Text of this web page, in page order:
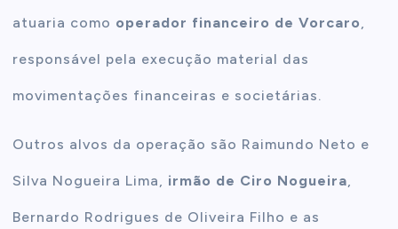
atuaria como operador financeiro de Vorcaro,
responsável pela execução material das
movimentações financeiras e societárias.
Outros alvos da operação são Raimundo Neto e
Silva Nogueira Lima, irmão de Ciro Nogueira,
Bernardo Rodrigues de Oliveira Filho e as